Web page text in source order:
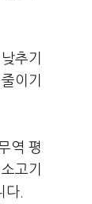
추기
이기
역 평
고기
다.